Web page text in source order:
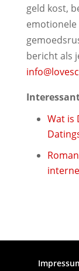
geld kost,
emotionele
bericht als
Wat is